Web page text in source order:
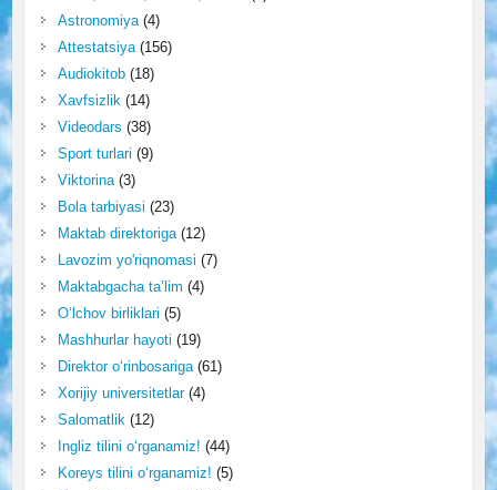
Astronomiya(4)
Attestatsiya(156)
Audiokitob(18)
Xavfsizlik(14)
Videodars (38)
Sport turlari (9)
Viktorina(3)
Bola tarbiyasi (23)
Maktab direktoriga(12)
Lavozim yo'riqnomasi (7)
Maktabgacha ta’lim (4)
O‘lchov birliklari (5)
Mashhurlar hayoti (19)
Direktor o‘rinbosariga(61)
Xorijiy universitetlar(4)
Salomatlik(12)
Ingliz tilini o‘rganamiz! (44)
Koreys tilini o‘rganamiz! (5)